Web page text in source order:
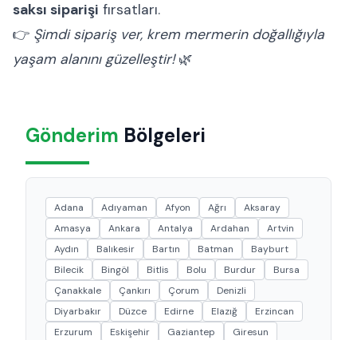
saksı siparişi fırsatları.
👉 Şimdi sipariş ver, krem mermerin doğallığıyla
yaşam alanını güzelleştir!🌿
Gönderim Bölgeleri
Adana Adıyaman Afyon Ağrı
Aksaray
Amasya
Ankara Antalya Ardahan
Artvin
Aydın
Balıkesir Bartın Batman
Bayburt
Bilecik
Bingöl Bitlis Bolu Burdur
Bursa
Çanakkale
Çankırı Çorum
Denizli
Diyarbakır
Düzce Edirne Elazığ
Erzincan
Erzurum
Eskişehir Gaziantep
Giresun